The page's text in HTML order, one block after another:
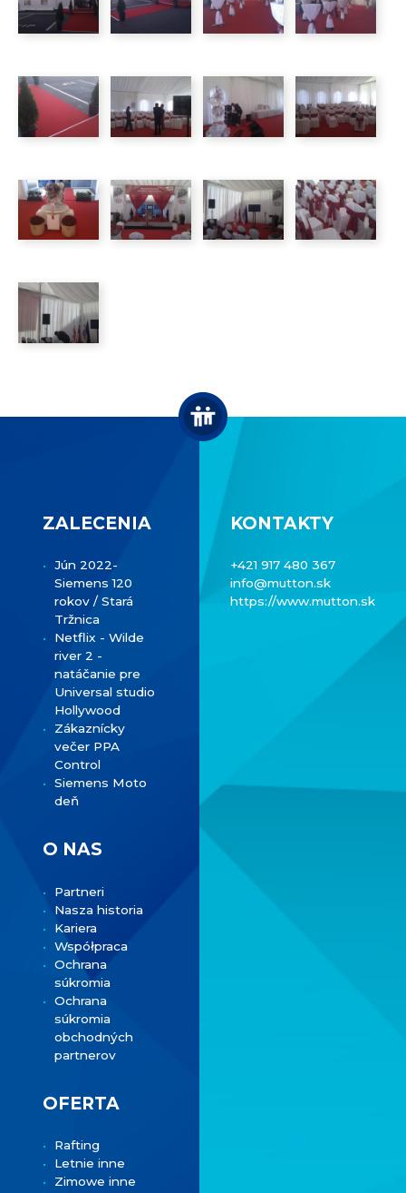
KONTAKTY
+421 917 480 367
info@mutton.sk
https://www.mutton.sk
ZALECENIA
Jún 2022-
Siemens 120
rokov / Stará
Tržnica
Netflix - Wilde
river 2 -
natáčanie pre
Universal studio
Hollywood
Zákaznícky
večer PPA
Control
Siemens Moto
deň
O NAS
Partneri
Nasza historia
Kariera
Współpraca
Ochrana
súkromia
Ochrana
súkromia
obchodných
partnerov
OFERTA
Rafting
Letnie inne
Zimowe inne